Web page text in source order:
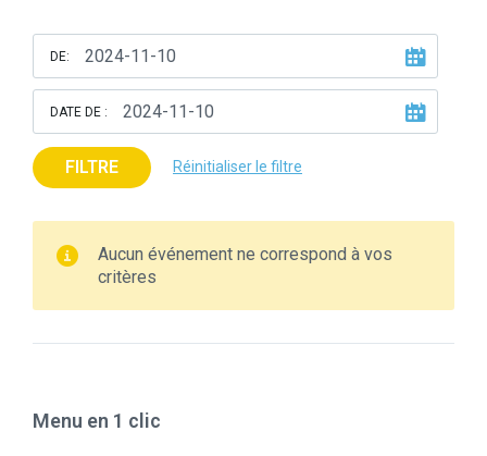
DE:
DATE DE :
FILTRE Réinitialiser le filtre
Aucun événement ne correspond à vos
critères
Menu en 1 clic